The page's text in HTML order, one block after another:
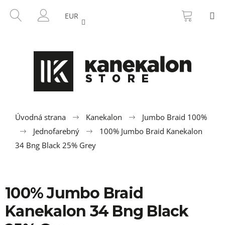
HĽADAŤ
PRIHLÁSENIE
EUR KOŠÍK
Úvodná strana Kanekalon
Jumbo Braid 100%
Jednofarebný
100% Jumbo Braid Kanekalon
34 Bng Black 25% Grey
100% Jumbo Braid
Kanekalon 34 Bng Black
SPÄŤ
SPÄŤ
b
e
t
e